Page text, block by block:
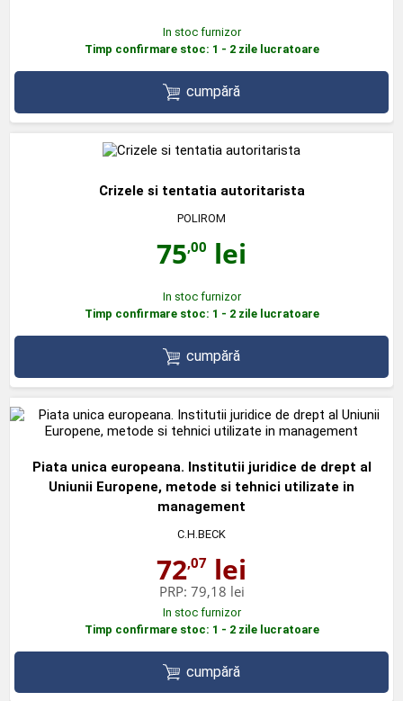
In stoc furnizor
Timp confirmare stoc: 1 - 2 zile lucratoare
cumpără
Crizele si tentatia autoritarista
POLIROM
75,00 lei
In stoc furnizor
Timp confirmare stoc: 1 - 2 zile lucratoare
cumpără
Piata unica europeana. Institutii juridice de drept al
Uniunii Europene, metode si tehnici utilizate in
management
C.H.BECK
72,07 lei
PRP: 79,18 lei
In stoc furnizor
Timp confirmare stoc: 1 - 2 zile lucratoare
cumpără